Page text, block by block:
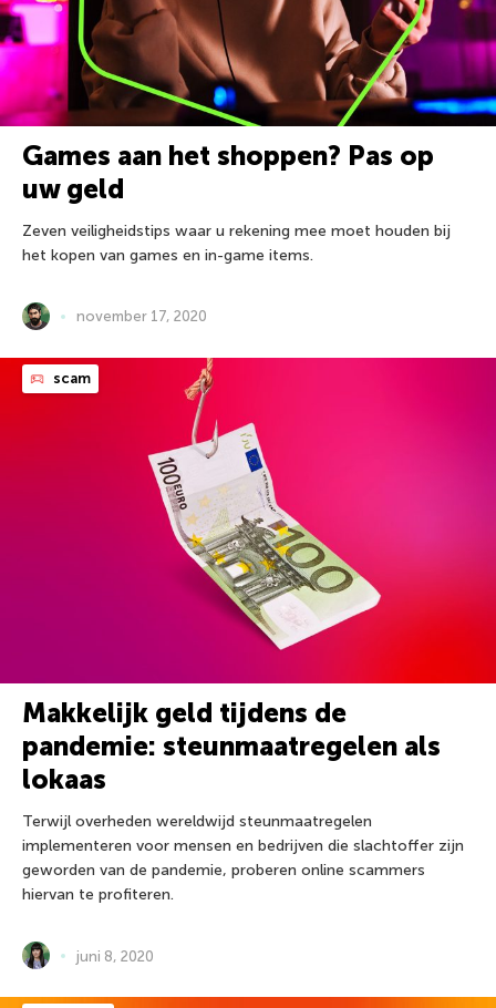
Games aan het shoppen? Pas op
uw geld
Zeven veiligheidstips waar u rekening mee moet houden bij
het kopen van games en in-game items.
november 17, 2020
scam
Makkelijk geld tijdens de
pandemie: steunmaatregelen als
lokaas
Terwijl overheden wereldwijd steunmaatregelen
implementeren voor mensen en bedrijven die slachtoffer zijn
geworden van de pandemie, proberen online scammers
hiervan te profiteren.
juni 8, 2020